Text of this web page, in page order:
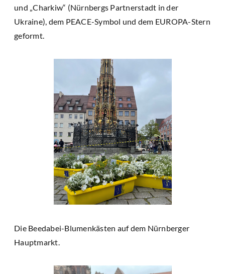
und „Charkiw“ (Nürnbergs Partnerstadt in der
Ukraine), dem PEACE-Symbol und dem EUROPA-Stern
geformt.
Die Beedabei-Blumenkästen auf dem Nürnberger
Hauptmarkt.